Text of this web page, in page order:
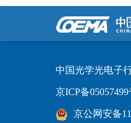
中国光学光电子
京ICP备05057499
京公网安备